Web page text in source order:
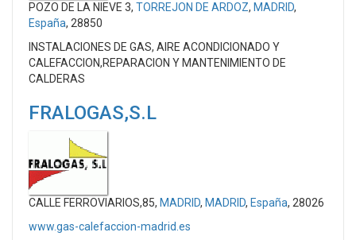
POZO DE LA NIEVE 3, TORREJON DE ARDOZ, MADRID,
España, 28850
INSTALACIONES DE GAS, AIRE ACONDICIONADO Y
CALEFACCION,REPARACION Y MANTENIMIENTO DE
CALDERAS
FRALOGAS,S.L
CALLE FERROVIARIOS,85, MADRID, MADRID, España, 28026
www.gas-calefaccion-madrid.es